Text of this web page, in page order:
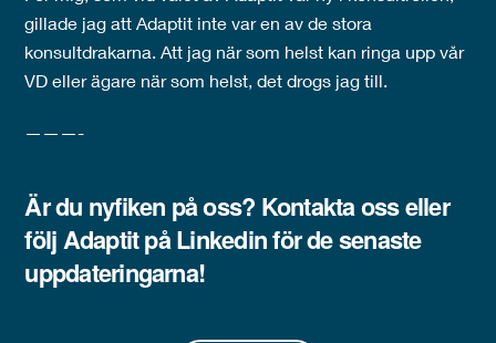
gillade jag att Adaptit inte var en av de stora
konsultdrakarna. Att jag när som helst kan ringa upp vår
VD eller ägare när som helst, det drogs jag till.
———-
Är du nyfiken på oss? Kontakta osseller
följAdaptitpå Linkedin för de senaste
uppdateringarna!